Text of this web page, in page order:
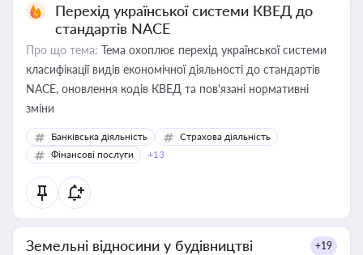
Перехід української системи КВЕД до
стандартів NACE
Про що тема: Тема охоплює перехід української системи
класифікації видів економічної діяльності до стандартів
NACE, оновлення кодів КВЕД та пов'язані нормативні
зміни
Банківська діяльність
Страхова діяльність
Фінансові послуги
+13
Земельні відносини у будівництві +19